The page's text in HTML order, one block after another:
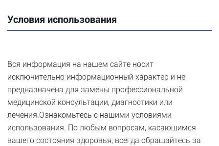
Условия использования
Вся информация на нашем сайте носит
исключительно информационный характер и не
предназначена для замены профессиональной
медицинской консультации, диагностики или
лечения.Ознакомьтесь с нашими условиями
использования. По любым вопросам, касающимся
вашего состояния здоровья, всегда обращайтесь за